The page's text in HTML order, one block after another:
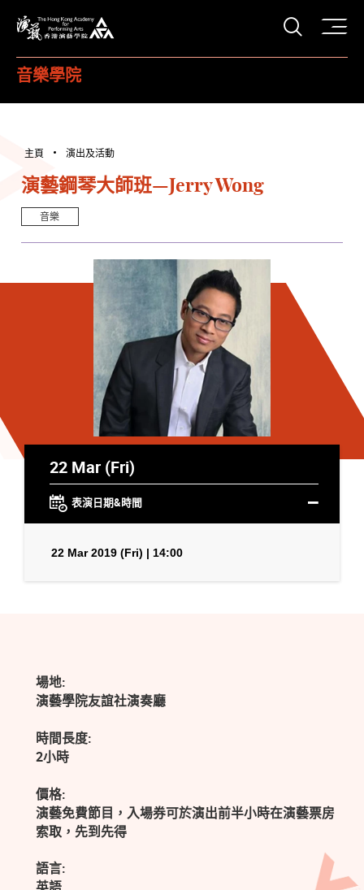
打開
音樂學院
主頁 演出及活動
演藝鋼琴大師班—Jerry Wong
音樂
22 Mar (Fri)
表演日期&時間
22 Mar 2019 (Fri) | 14:00
場地:
演藝學院友誼社演奏廳
時間長度:
2小時
價格:
演藝免費節目，入場券可於演出前半小時在演藝票房
索取，先到先得
語言: